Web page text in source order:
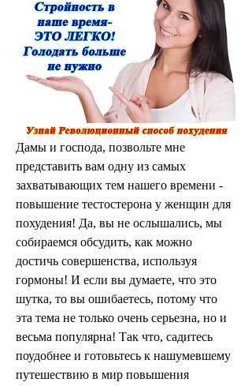
Дамы и господа, позвольте мне
представить вам одну из самых
захватывающих тем нашего времени -
повышение тестостерона у женщин для
похудения! Да, вы не ослышались, мы
собираемся обсудить, как можно
достичь совершенства, используя
гормоны! И если вы думаете, что это
шутка, то вы ошибаетесь, потому что
эта тема не только очень серьезна, но и
весьма популярна! Так что, садитесь
поудобнее и готовьтесь к нашумевшему
путешествию в мир повышения